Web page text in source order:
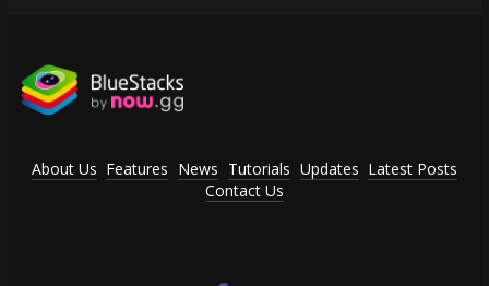
About Us Features News Tutorials Updates Latest Posts
Contact Us